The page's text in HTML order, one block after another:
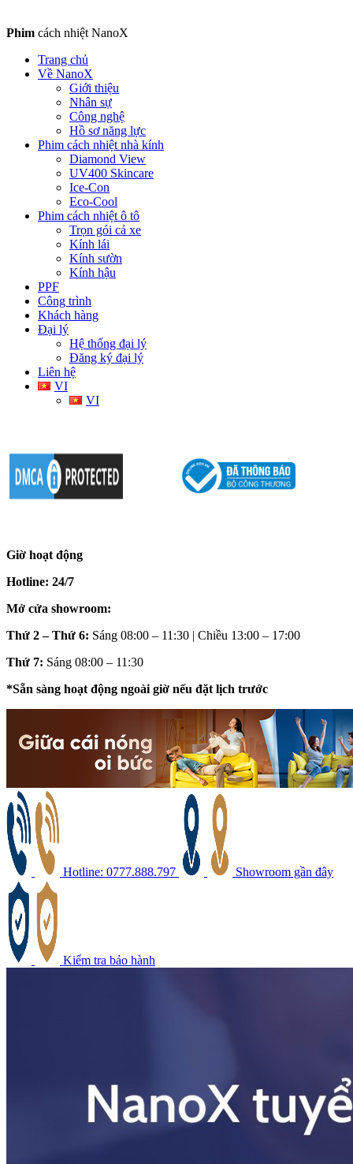
Phim cách nhiệt NanoX
Trang chủ
Về NanoX
Giới thiệu
Nhân sự
Công nghệ
Hồ sơ năng lực
Phim cách nhiệt nhà kính
Diamond View
UV400 Skincare
Ice-Con
Eco-Cool
Phim cách nhiệt ô tô
Trọn gói cả xe
Kính lái
Kính sườn
Kính hậu
PPF
Công trình
Khách hàng
Đại lý
Hệ thống đại lý
Đăng ký đại lý
Liên hệ
VI
VI
Giờ hoạt động
Hotline: 24/7
Mở cửa showroom:
Thứ 2 – Thứ 6: Sáng 08:00 – 11:30 | Chiều 13:00 – 17:00
Thứ 7: Sáng 08:00 – 11:30
*Sẵn sàng hoạt động ngoài giờ nếu đặt lịch trước
Hotline: 0777.888.797 Showroom gần đây
Kiểm tra bảo hành